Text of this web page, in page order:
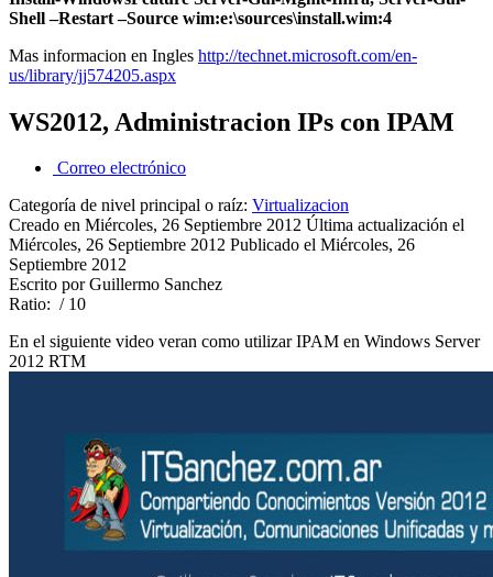
Shell –Restart –Source wim:e:\sources\install.wim:4
Mas informacion en Ingles http://technet.microsoft.com/en-
us/library/jj574205.aspx
WS2012, Administracion IPs con IPAM
Correo electrónico
Categoría de nivel principal o raíz: Virtualizacion
Creado en Miércoles, 26 Septiembre 2012 Última actualización el
Miércoles, 26 Septiembre 2012 Publicado el Miércoles, 26
Septiembre 2012
Escrito por Guillermo Sanchez
Ratio: / 10
En el siguiente video veran como utilizar IPAM en Windows Server
2012 RTM